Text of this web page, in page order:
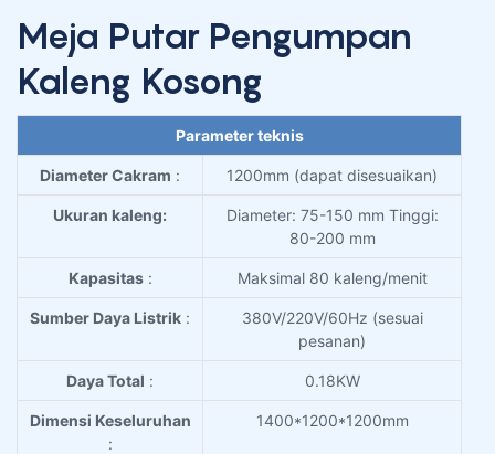
Meja Putar Pengumpan
Kaleng Kosong
Parameter teknis
Diameter Cakram : 1200mm (dapat disesuaikan)
Ukuran kaleng:
Diameter: 75-150 mm Tinggi:
80-200 mm
Kapasitas: Maksimal 80 kaleng/menit
Sumber Daya Listrik :
380V/220V/60Hz (sesuai
pesanan)
Daya Total : 0.18KW
Dimensi Keseluruhan
:
1400*1200*1200mm